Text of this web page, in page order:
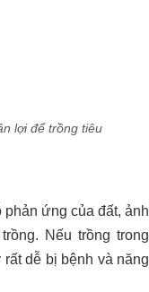
lợi để trồng tiêu
phản ứng của đất, ảnh
Nếu trồng trong
dễ bị bệnh và năng